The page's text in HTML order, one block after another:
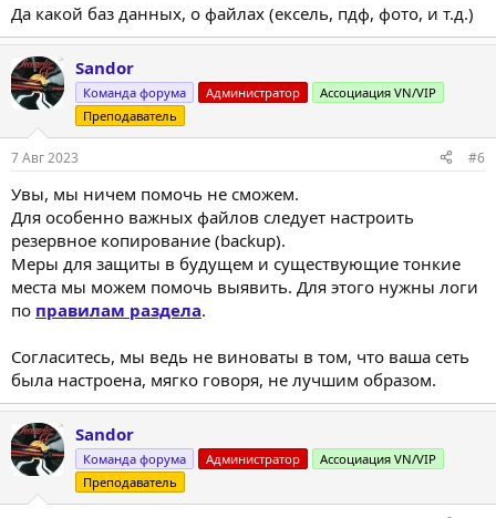
Да какой баз данных, о файлах (ексель, пдф, фото, и т.д.)
Sandor
Команда форума Администратор
Ассоциация VN/VIP
Преподаватель
7 Авг 2023 #6
Увы, мы ничем помочь не сможем.
Для особенно важных файлов следует настроить
резервное копирование (backup).
Меры для защиты в будущем и существующие тонкие
места мы можем помочь выявить. Для этого нужны логи
по правилам раздела.
Согласитесь, мы ведь не виноваты в том, что ваша сеть
была настроена, мягко говоря, не лучшим образом.
Sandor
Команда форума Администратор
Ассоциация VN/VIP
Преподаватель